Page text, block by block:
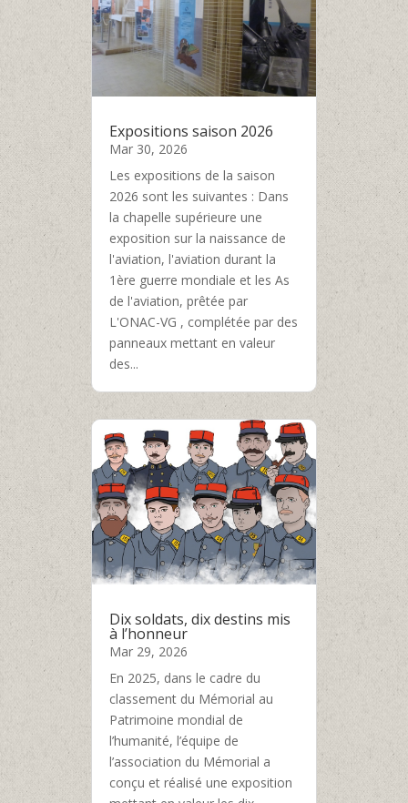
Expositions saison 2026
Mar 30, 2026
Les expositions de la saison
2026 sont les suivantes : Dans
la chapelle supérieure une
exposition sur la naissance de
l'aviation, l'aviation durant la
1ère guerre mondiale et les As
de l'aviation, prêtée par
L'ONAC-VG , complétée par des
panneaux mettant en valeur
des...
Dix soldats, dix destins mis
à l’honneur
Mar 29, 2026
En 2025, dans le cadre du
classement du Mémorial au
Patrimoine mondial de
l’humanité, l’équipe de
l’association du Mémorial a
conçu et réalisé une exposition